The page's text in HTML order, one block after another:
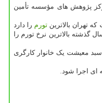
پژوهش های مؤسسه تأمین
تورم را دارد
گذشته بالاترین نرخ تورم را
سبد معیشت یک خانوار کارگری
ای اجرا شود.